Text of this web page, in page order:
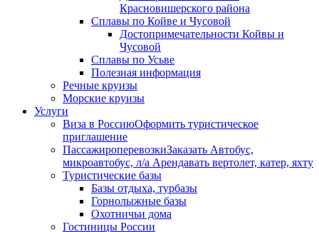
Красновишерского района
Сплавы по Койве и Чусовой
Достопримечательности Койвы и
Чусовой
Сплавы по Усьве
Полезная информация
Речные круизы
Морские круизы
Услуги
Виза в РоссиюОформить туристическое
приглашение
ПассажироперевозкиЗаказать Автобус,
микроавтобус, л/а Арендавать вертолет, катер, яхту
Туристические базы
Базы отдыха, турбазы
Горнолыжные базы
Охотничьи дома
Гостиницы России